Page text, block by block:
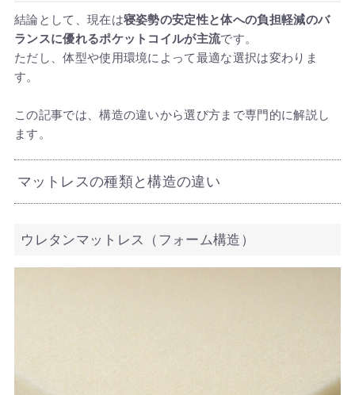
結論として、現在は寝姿勢の安定性と体への負担軽減のバ
ランスに優れるポケットコイルが主流です。
ただし、体型や使用環境によって最適な選択は変わりま
す。
この記事では、構造の違いから選び方まで専門的に解説し
ます。
マットレスの種類と構造の違い
ウレタンマットレス（フォーム構造）